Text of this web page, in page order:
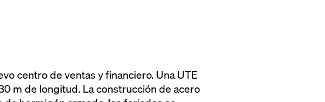
centro de ventas y financiero. Una UTE
m de longitud. La construcción de acero